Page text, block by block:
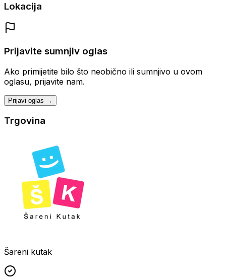
Lokacija
Prijavite sumnjiv oglas
Ako primijetite bilo što neobično ili sumnjivo u ovom
oglasu, prijavite nam.
Prijavi oglas →
Trgovina
Šareni kutak